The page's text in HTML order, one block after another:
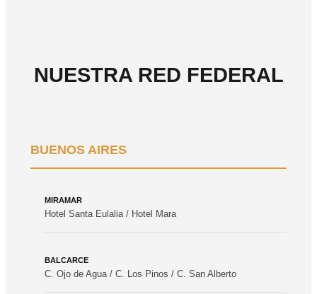
NUESTRA RED FEDERAL
BUENOS AIRES
MIRAMAR
Hotel Santa Eulalia / Hotel Mara
BALCARCE
C. Ojo de Agua / C. Los Pinos / C. San Alberto